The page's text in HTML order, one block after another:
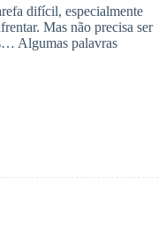
difícil, especialmente
Mas não precisa ser
Algumas palavras